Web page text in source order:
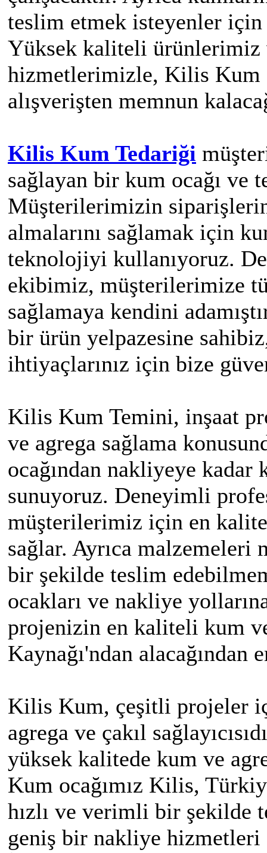
teslim etmek isteyenler
Yüksek kaliteli ürünlerimiz
hizmetlerimizle, Kilis Kum
alışverişten memnun
Kilis Kum Tedariği
sağlayan bir kum ocağı ve
Müşterilerimizin
almalarını sağlamak için
teknolojiyi kullanıyoruz.
ekibimiz, müşterilerimize
sağlamaya kendini
bir ürün yelpazesine
ihtiyaçlarınız için bize
Kilis Kum Temini, inşaat
ve agrega sağlama
ocağından nakliyeye
sunuyoruz. Deneyimli
müşterilerimiz için en
sağlar. Ayrıca
bir şekilde teslim
ocakları ve nakliye
projenizin en kaliteli kum
Kaynağı'ndan
Kilis Kum, çeşitli projeler
agrega ve çakıl
yüksek kalitede kum ve
Kum ocağımız Kilis,
hızlı ve verimli bir şekilde
geniş bir nakliye hizmetleri